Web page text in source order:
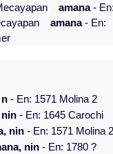
amana-
amana- En:
n - En: 1571 Molina 2
nin - En: 1645 Carochi
nin - En: 1571 Molina
nin - En: 1780 ?